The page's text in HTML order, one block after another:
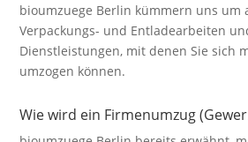
bioumzuege Berlin kümmern uns um
Verpackungs- und Entladearbeiten
Dienstleistungen, mit denen Sie sich
umzogen können.
Wie wird ein Firmenumzug